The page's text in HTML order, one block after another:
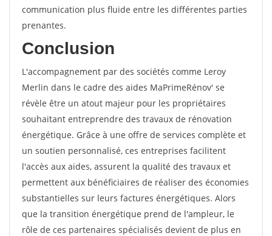
communication plus fluide entre les différentes parties
prenantes.
Conclusion
L'accompagnement par des sociétés comme Leroy
Merlin dans le cadre des aides MaPrimeRénov' se
révèle être un atout majeur pour les propriétaires
souhaitant entreprendre des travaux de rénovation
énergétique. Grâce à une offre de services complète et
un soutien personnalisé, ces entreprises facilitent
l'accès aux aides, assurent la qualité des travaux et
permettent aux bénéficiaires de réaliser des économies
substantielles sur leurs factures énergétiques. Alors
que la transition énergétique prend de l'ampleur, le
rôle de ces partenaires spécialisés devient de plus en